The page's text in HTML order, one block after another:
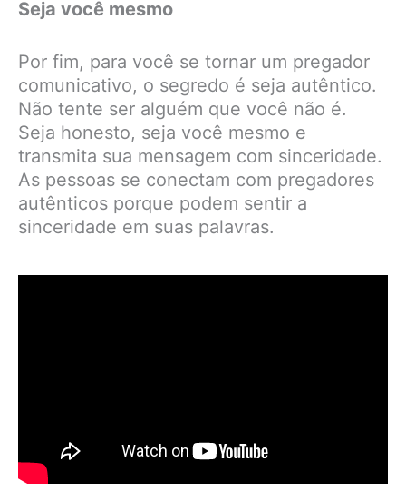
Seja você mesmo
Por fim, para você se tornar um pregador
comunicativo, o segredo é seja autêntico.
Não tente ser alguém que você não é.
Seja honesto, seja você mesmo e
transmita sua mensagem com sinceridade.
As pessoas se conectam com pregadores
autênticos porque podem sentir a
sinceridade em suas palavras.